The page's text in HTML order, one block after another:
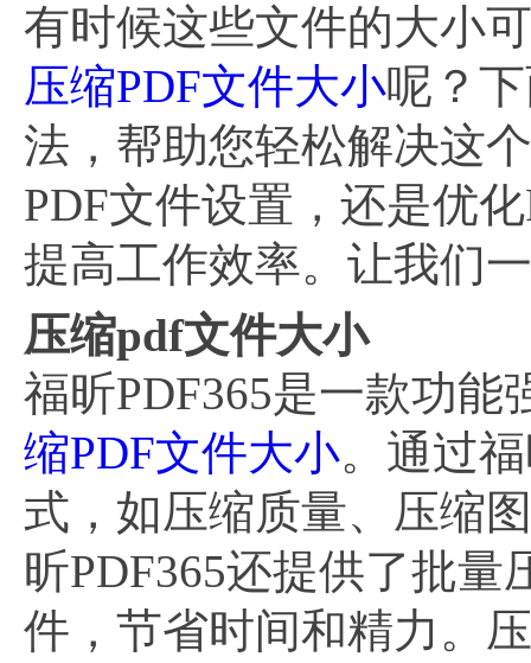
有时候这些文件的大小
压缩PDF文件大小呢？
法，帮助您轻松解决这
PDF文件设置，还是优
提高工作效率。让我们
压缩pdf文件大小
福昕PDF365是一款功能
缩PDF文件大小。通过
式，如压缩质量、压缩
昕PDF365还提供了批
件，节省时间和精力。